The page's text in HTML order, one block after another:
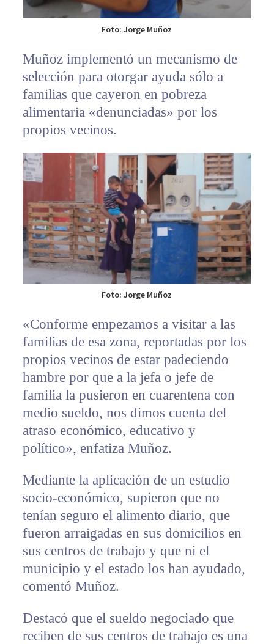
Foto: Jorge Muñoz
Muñoz implementó un mecanismo de
selección para otorgar ayuda sólo a
familias que cayeron en pobreza
alimentaria «denunciadas» por los
propios vecinos.
Foto: Jorge Muñoz
«Conforme empezamos a visitar a las
familias de esa zona, reportadas por los
propios vecinos de estar padeciendo
hambre por que a la jefa o jefe de
familia la pusieron en cuarentena con
medio sueldo, nos dimos cuenta del
atraso económico, educativo y
político», enfatiza Muñoz.
Mediante la aplicación de un estudio
socio-económico, supieron que no
tenían seguro el alimento diario, que
fueron arraigadas en sus domicilios en
sus centros de trabajo y que ni el
municipio y el estado los han ayudado,
comentó Muñoz.
Destacó que el sueldo negociado que
reciben de sus centros de trabajo es una